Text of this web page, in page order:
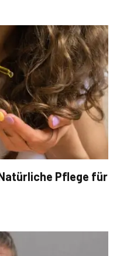
Pflege für